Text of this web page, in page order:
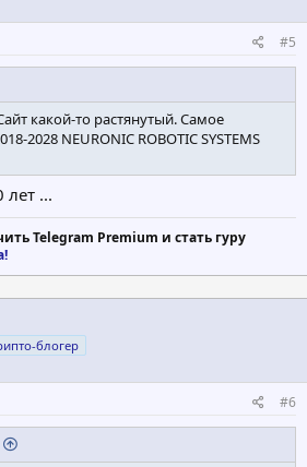
#5
какой-то растянутый. Самое
2028 NEURONIC ROBOTIC SYSTEMS
лет ...
Telegram Premium и стать гуру
блогер
#6